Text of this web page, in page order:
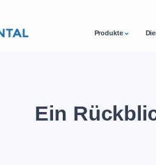
Produkte
Ein